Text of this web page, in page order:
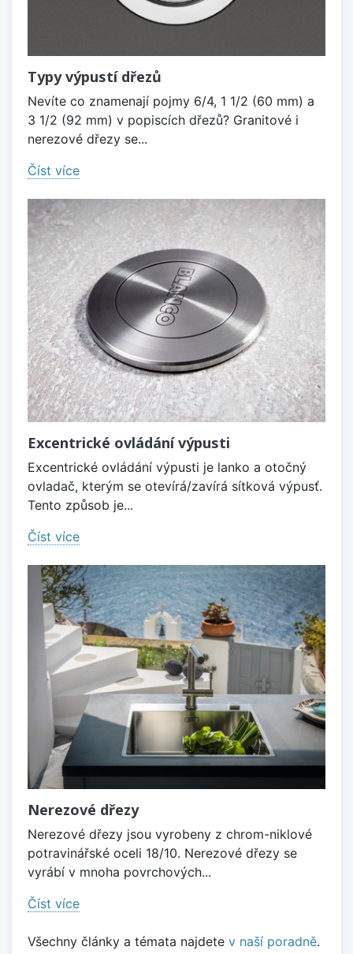
Typy výpustí dřezů
Nevíte co znamenají pojmy 6/4, 1 1/2 (60 mm) a
3 1/2 (92 mm) v popiscích dřezů? Granitové i
nerezové dřezy se...
Číst více
Excentrické ovládání výpusti
Excentrické ovládání výpusti je lanko a otočný
ovladač, kterým se otevírá/zavírá sítková výpusť.
Tento způsob je...
Číst více
Nerezové dřezy
Nerezové dřezy jsou vyrobeny z chrom-niklové
potravinářské oceli 18/10. Nerezové dřezy se
vyrábí v mnoha povrchových...
Číst více
Všechny články a témata najdete v naší poradně.